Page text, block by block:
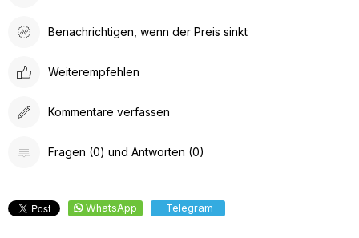
Benachrichtigen, wenn der Preis sinkt
Weiterempfehlen
Kommentare verfassen
Fragen (0) und Antworten (0)
WhatsApp Telegram